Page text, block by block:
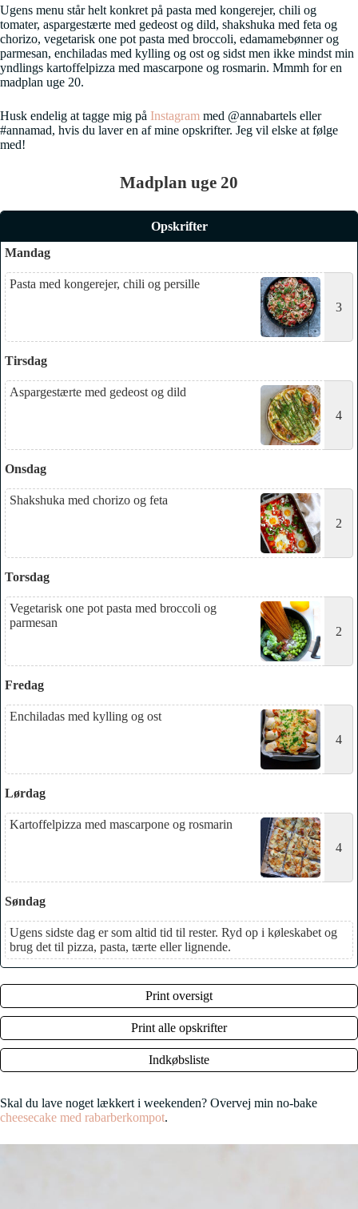
Ugens menu står helt konkret på pasta med kongerejer, chili og
tomater, aspargestærte med gedeost og dild, shakshuka med feta og
chorizo, vegetarisk one pot pasta med broccoli, edamamebønner og
parmesan, enchiladas med kylling og ost og sidst men ikke mindst min
yndlings kartoffelpizza med mascarpone og rosmarin. Mmmh for en
madplan uge 20.
Husk endelig at tagge mig på Instagram med @annabartels eller
#annamad, hvis du laver en af mine opskrifter. Jeg vil elske at følge
med!
Madplan uge 20
Opskrifter
Mandag
Pasta med kongerejer, chili og persille
3
Tirsdag
Aspargestærte med gedeost og dild
4
Onsdag
Shakshuka med chorizo og feta
2
Torsdag
Vegetarisk one pot pasta med broccoli og
parmesan
2
Fredag
Enchiladas med kylling og ost
4
Lørdag
Kartoffelpizza med mascarpone og rosmarin
4
Søndag
Ugens sidste dag er som altid tid til rester. Ryd op i køleskabet og
brug det til pizza, pasta, tærte eller lignende.
Print oversigt
Print alle opskrifter
Indkøbsliste
Skal du lave noget lækkert i weekenden? Overvej min no-bake
cheesecake med rabarberkompot.